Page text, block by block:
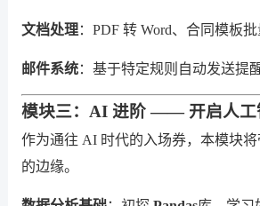
文档处理：PDF 转 Word、合同模板批
邮件系统：基于特定规则自动发送提
模块三：AI 进阶 —— 开启人工
作为通往 AI 时代的入场券，本模块
的边缘。